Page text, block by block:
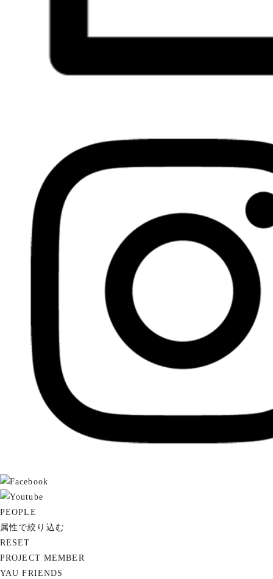
PEOPLE
属性で絞り込む
RESET
PROJECT MEMBER
YAU FRIENDS